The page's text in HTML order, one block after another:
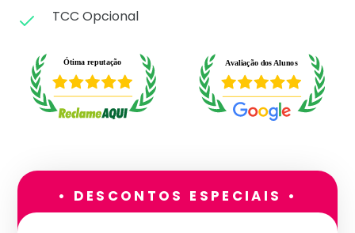
TCC Opcional
• DESCONTOS ESPECIAIS •